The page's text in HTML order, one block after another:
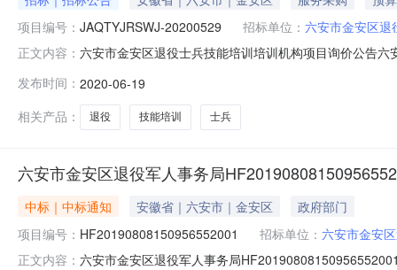
项目编号： JAQTYJRSWJ-20200529 招标单位： 六安市金安区退
正文内容： 六安市金安区退役士兵技能培训培训机构项目询价公告
培训机构2、项目编号：JAQTYJRSWJ-202005293、项
划分：不分包二、供应商资
发布时间： 2020-06-19
相关产品：
退役 技能培训 士兵
六安市金安区退役军人事务局
中标｜中标通知 安徽省｜六安市｜金安区
政府部门
项目编号： HF20190808150956552001 招标单位： 六安市金安
正文内容： 六安市金安区退役军人事务局